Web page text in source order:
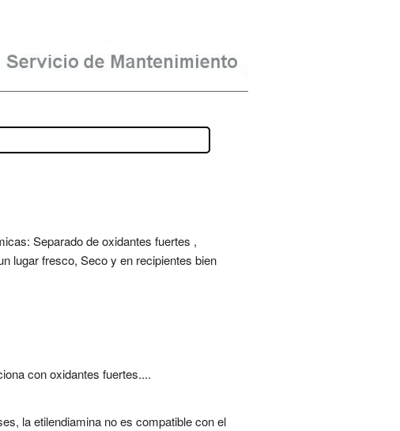
Separado de oxidantes fuertes ,
lugar fresco, Seco y en recipientes bien
con oxidantes fuertes....
la etilendiamina no es compatible con el